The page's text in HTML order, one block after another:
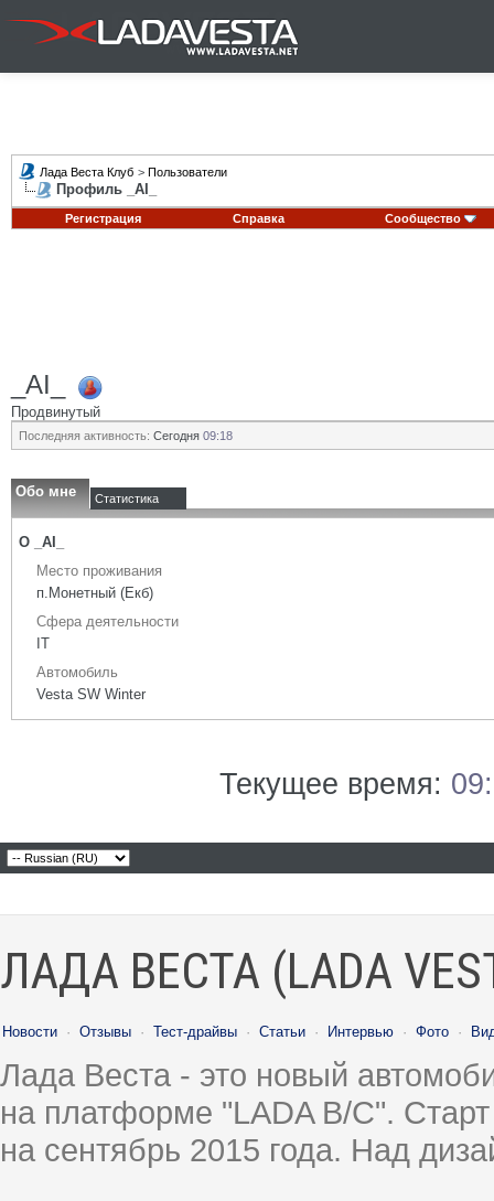
Лада Веста Клуб > Пользователи
Профиль _AI_
Регистрация Справка Сообщество
_AI_
Продвинутый
Последняя активность: Сегодня 09:18
Обо мне Статистика
О _AI_
Место проживания
п.Монетный (Екб)
Сфера деятельности
IT
Автомобиль
Vesta SW Winter
Текущее время:
ЛАДА ВЕСТА (LADA
Новости · Отзывы · Тест-драйвы · Статьи · Интервью · Фото ·
Лада Веста - это новый
на платформе "LADA B/C".
на сентябрь 2015 года. Над